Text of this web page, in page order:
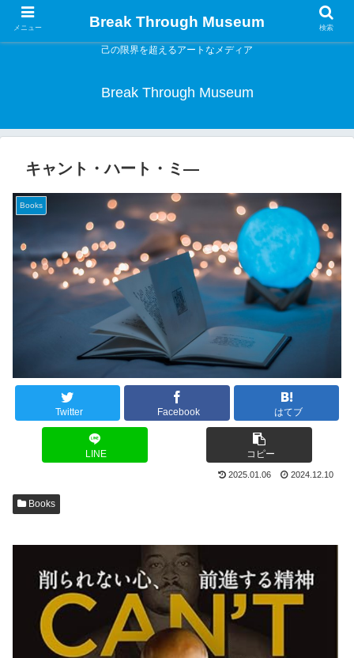
己の限界を超えるアートなメディア
Break Through Museum
キャント・ハート・ミ―
Books
Twitter Facebook はてブ
LINE コピー
2025.01.06 2024.12.10
Books
メニュー Break Through Museum 検索